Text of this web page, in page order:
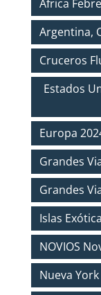
Africa
Argentina,
Cruceros
Estados
Europa
Grandes
Grandes
Islas
NOVIOS
Nueva